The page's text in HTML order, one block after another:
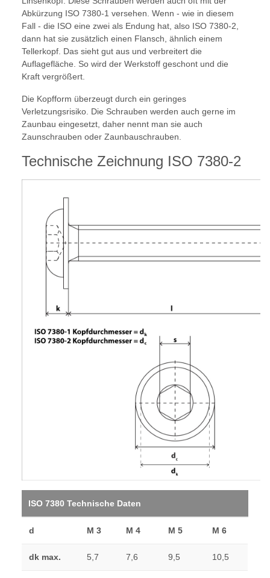
Abkürzung ISO 7380-1 versehen. Wenn - wie in diesem
Fall - die ISO eine zwei als Endung hat, also ISO 7380-2,
dann hat sie zusätzlich einen Flansch, ähnlich einem
Tellerkopf. Das sieht gut aus und verbreitert die
Auflagefläche. So wird der Werkstoff geschont und die
Kraft vergrößert.
Die Kopfform überzeugt durch ein geringes
Verletzungsrisiko. Die Schrauben werden auch gerne im
Zaunbau eingesetzt, daher nennt man sie auch
Zaunschrauben oder Zaunbauschrauben.
Technische Zeichnung ISO 7380-2
ISO 7380 Technische Daten
d M 3 M 4 M 5 M 6
dk max. 5,7 7,6 9,5 10,5